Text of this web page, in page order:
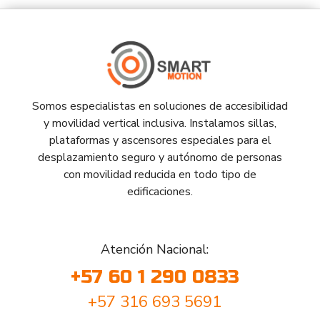
Somos especialistas en soluciones de accesibilidad
y movilidad vertical inclusiva. Instalamos sillas,
plataformas y ascensores especiales para el
desplazamiento seguro y autónomo de personas
con movilidad reducida en todo tipo de
edificaciones.
Atención Nacional:
+57 60 1 290 0833
+57 316 693 5691